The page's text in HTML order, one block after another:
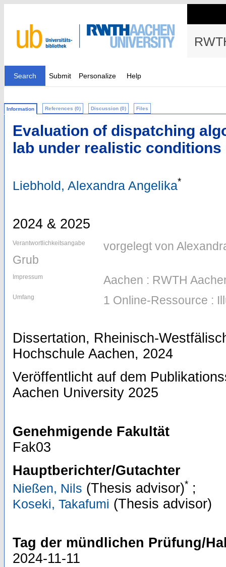
Search Submit Personalize Help
Information References (0) Discussion (0) Files
Evaluation of dispatching
lab under realistic conditions
Liebhold, Alexandra Angelika*
2024 & 2025
Verantwortlichkeitsangabe
vorgelegt von
Grub
Impressum Aachen : RWTH
Umfang 1 Online-Ressource :
Dissertation, Rheinisch-
Hochschule Aachen, 2024
Veröffentlicht auf dem
Aachen University 2025
Genehmigende Fakultät
Fak03
Hauptberichter/Gutachter
Nießen, Nils (Thesis advisor)* ;
Koseki, Takafumi (Thesis advisor)
Tag der mündlichen Prüfung/
2024-11-11